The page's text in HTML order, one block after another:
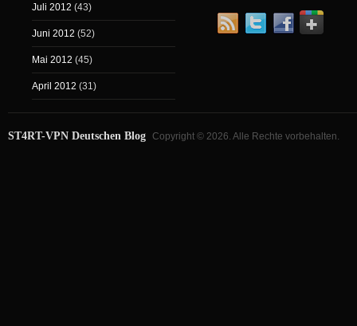
Juli 2012 (43)
Juni 2012 (52)
Mai 2012 (45)
April 2012 (31)
ST4RT-VPN Deutschen Blog Copyright © 2026. Alle Rechte vorbehalten.